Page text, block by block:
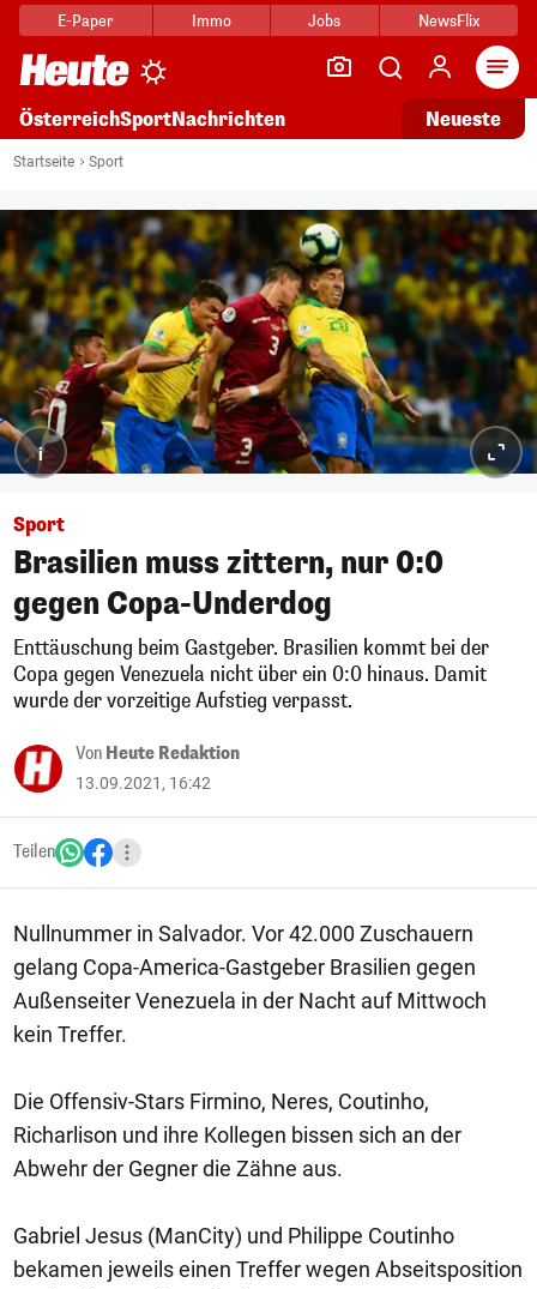
E-Paper Immo Jobs NewsFlix
ÖsterreichSportNachrichten Neueste
Startseite Sport
i
Sport
Brasilien muss zittern, nur 0:0
gegen Copa-Underdog
Enttäuschung beim Gastgeber. Brasilien kommt bei der
Copa gegen Venezuela nicht über ein 0:0 hinaus. Damit
wurde der vorzeitige Aufstieg verpasst.
Von Heute Redaktion
13.09.2021, 16:42
Teilen
Nullnummer in Salvador. Vor 42.000 Zuschauern
gelang Copa-America-Gastgeber Brasilien gegen
Außenseiter Venezuela in der Nacht auf Mittwoch
kein Treffer.
Die Offensiv-Stars Firmino, Neres, Coutinho,
Richarlison und ihre Kollegen bissen sich an der
Abwehr der Gegner die Zähne aus.
Gabriel Jesus (ManCity) und Philippe Coutinho
bekamen jeweils einen Treffer wegen Abseitsposition